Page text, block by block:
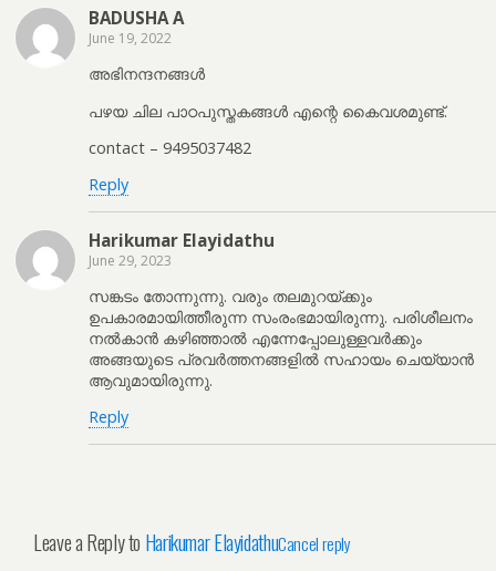
BADUSHA A
June 19, 2022
അഭിനന്ദനങ്ങൾ
പഴയ ചില പാഠപുസ്തകങ്ങൾ എന്റെ കൈവശമുണ്ട്.
contact – 9495037482
Reply
Harikumar Elayidathu
June 29, 2023
സങ്കടം തോന്നുന്നു. വരും തലമുറയ്ക്കും
ഉപകാരമായിത്തീരുന്ന സംരംഭമായിരുന്നു. പരിശീലനം
നല്‍കാന്‍ കഴിഞ്ഞാല്‍ എന്നേപ്പോലുള്ളവര്‍ക്കും
അങ്ങയുടെ പ്രവര്‍ത്തനങ്ങളില്‍ സഹായം ചെയ്യാന്‍
ആവുമായിരുന്നു.
Reply
Leave a Reply to Harikumar ElayidathuCancel reply